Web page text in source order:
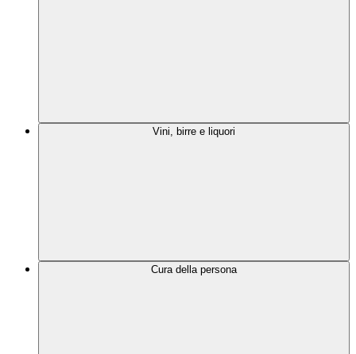
Vini, birre e liquori
Cura della persona